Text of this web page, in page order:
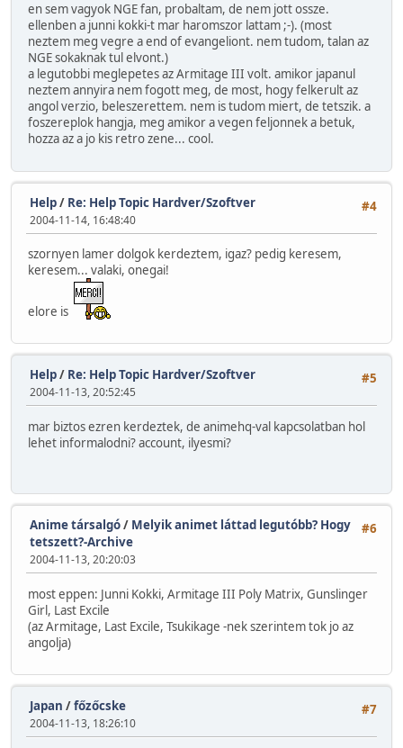
en sem vagyok NGE fan, probaltam, de nem jott ossze.
ellenben a junni kokki-t mar haromszor lattam ;-). (most
neztem meg vegre a end of evangeliont. nem tudom, talan az
NGE sokaknak tul elvont.)
a legutobbi meglepetes az Armitage III volt. amikor japanul
neztem annyira nem fogott meg, de most, hogy felkerult az
angol verzio, beleszerettem. nem is tudom miert, de tetszik. a
foszereplok hangja, meg amikor a vegen feljonnek a betuk,
hozza az a jo kis retro zene... cool.
#4
Help/ Re: Help Topic Hardver/Szoftver
2004-11-14, 16:48:40
szornyen lamer dolgok kerdeztem, igaz? pedig keresem,
keresem... valaki, onegai!
elore is
#5
Help/ Re: Help Topic Hardver/Szoftver
2004-11-13, 20:52:45
mar biztos ezren kerdeztek, de animehq-val kapcsolatban hol
lehet informalodni? account, ilyesmi?
#6
Anime társalgó/ Melyik animet láttad legutóbb? Hogy
tetszett?-Archive
2004-11-13, 20:20:03
most eppen: Junni Kokki, Armitage III Poly Matrix, Gunslinger
Girl, Last Excile
(az Armitage, Last Excile, Tsukikage -nek szerintem tok jo az
angolja)
#7
Japan /főzőcske
2004-11-13, 18:26:10